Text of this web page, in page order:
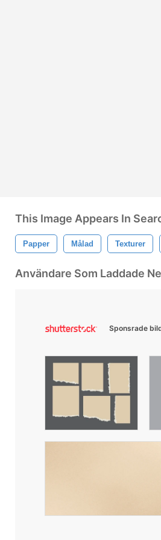
This Image Appears In
Papper Målad Texturer
Användare Som Laddade
Sponsrade